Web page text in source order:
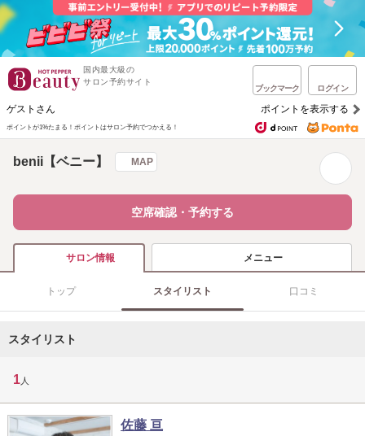
国内最大級の
サロン予約サイト
ブックマーク ログイン
ゲストさん ポイントを表示する
ポイントが1%たまる！ ポイントはサロン予約でつかえる！
benii【ベニー】 MAP
空席確認・予約する
サロン情報 メニュー
トップ スタイリスト 口コミ
スタイリスト
1 人
佐藤 亘